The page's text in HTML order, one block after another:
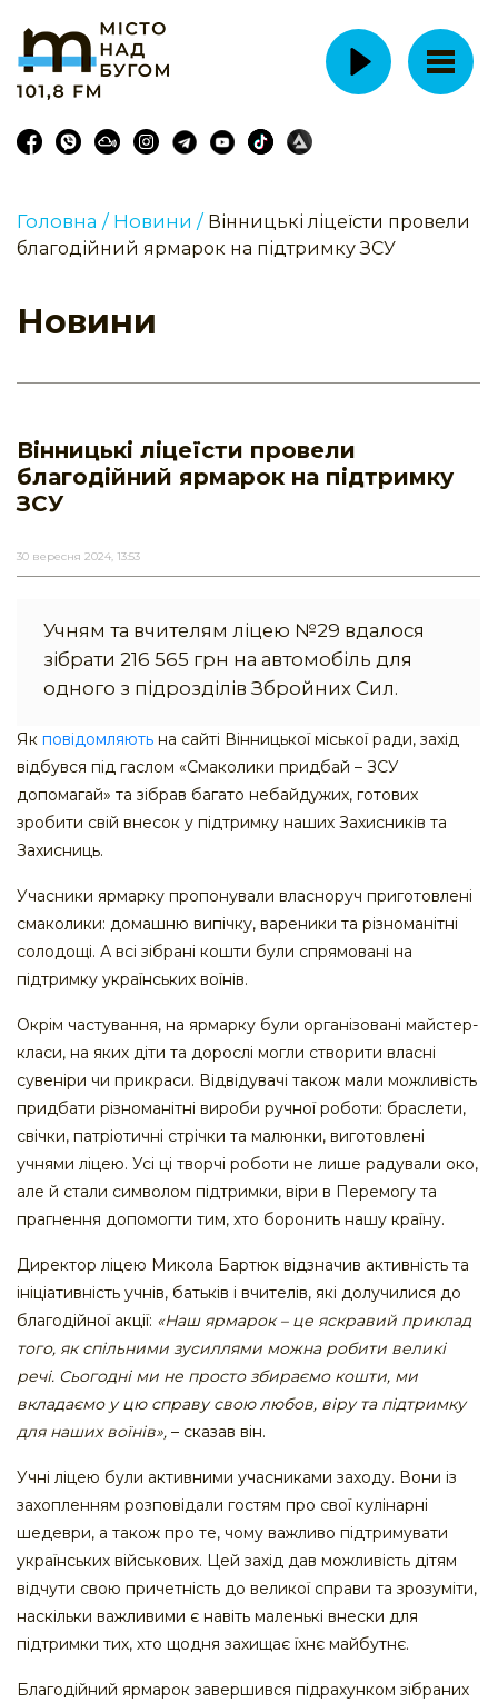
Головна / Новини / Вінницькі ліцеїсти провели
благодійний ярмарок на підтримку ЗСУ
Новини
Вінницькі ліцеїсти провели
благодійний ярмарок на підтримку
ЗСУ
30 вересня 2024, 13:53
Учням та вчителям ліцею №29 вдалося
зібрати 216 565 грн на автомобіль для
одного з підрозділів Збройних Сил.
Як повідомляють на сайті Вінницької міської ради, захід
відбувся під гаслом «Смаколики придбай – ЗСУ
допомагай» та зібрав багато небайдужих, готових
зробити свій внесок у підтримку наших Захисників та
Захисниць.
Учасники ярмарку пропонували власноруч приготовлені
смаколики: домашню випічку, вареники та різноманітні
солодощі. А всі зібрані кошти були спрямовані на
підтримку українських воїнів.
Окрім частування, на ярмарку були організовані майстер-
класи, на яких діти та дорослі могли створити власні
сувеніри чи прикраси. Відвідувачі також мали можливість
придбати різноманітні вироби ручної роботи: браслети,
свічки, патріотичні стрічки та малюнки, виготовлені
учнями ліцею. Усі ці творчі роботи не лише радували око,
але й стали символом підтримки, віри в Перемогу та
прагнення допомогти тим, хто боронить нашу країну.
Директор ліцею Микола Бартюк відзначив активність та
ініціативність учнів, батьків і вчителів, які долучилися до
благодійної акції: «Наш ярмарок – це яскравий приклад
того, як спільними зусиллями можна робити великі
речі. Сьогодні ми не просто збираємо кошти, ми
вкладаємо у цю справу свою любов, віру та підтримку
для наших воїнів», – сказав він.
Учні ліцею були активними учасниками заходу. Вони із
захопленням розповідали гостям про свої кулінарні
шедеври, а також про те, чому важливо підтримувати
українських військових. Цей захід дав можливість дітям
відчути свою причетність до великої справи та зрозуміти,
наскільки важливими є навіть маленькі внески для
підтримки тих, хто щодня захищає їхнє майбутнє.
Благодійний ярмарок завершився підрахунком зібраних